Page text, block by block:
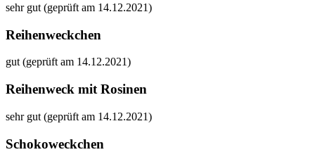
sehr gut (geprüft am 14.12.2021)
Reihenweckchen
gut (geprüft am 14.12.2021)
Reihenweck mit Rosinen
sehr gut (geprüft am 14.12.2021)
Schokoweckchen